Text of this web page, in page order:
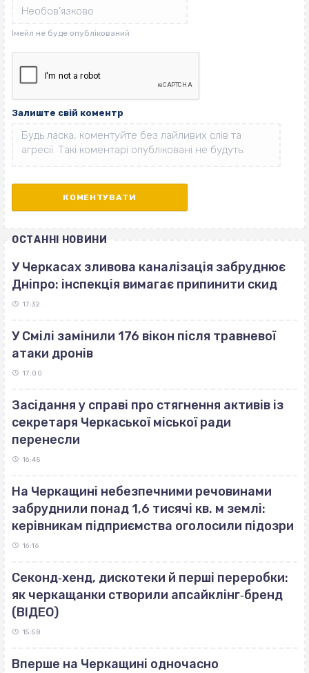
Залиште свій коментр
ОСТАННІ НОВИНИ
У Черкасах зливова каналізація забруднює
Дніпро: інспекція вимагає припинити скид
17:32
У Смілі замінили 176 вікон після травневої
атаки дронів
17:00
Засідання у справі про стягнення активів із
секретаря Черкаської міської ради
перенесли
16:45
На Черкащині небезпечними речовинами
забруднили понад 1,6 тисячі кв. м землі:
керівникам підприємства оголосили підозри
16:16
Секонд‐хенд, дискотеки й перші переробки:
як черкащанки створили апсайклінг‐бренд
(ВІДЕО)
15:58
Вперше на Черкащині одночасно